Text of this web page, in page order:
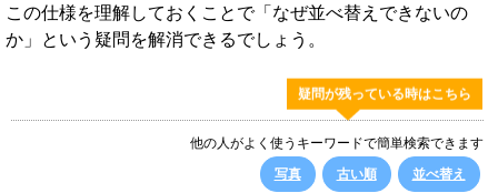
この仕様を理解しておくことで「なぜ並べ替えできないの
か」という疑問を解消できるでしょう。
疑問が残っている時はこちら
他の人がよく使うキーワードで簡単検索できます
写真
古い順 並べ替え